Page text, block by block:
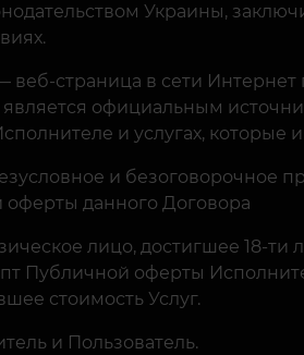
Украины,
веб-страница в сети Интернет
является официальным
и услугах, которые
и безоговорочное
данного Договора
лицо, достигшее 18-ти
Публичной оферты
стоимость Услуг.
и Пользователь.